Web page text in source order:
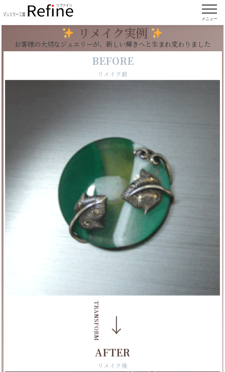
メニュー
【実例135】壊れたメノウのペンダントを作り直
リメイク実例
お客様の大切なジュエリーが、新しい輝きへと生まれ変わりました
BEFORE
リメイク前
→
TRANSFORM
AFTER
リメイク後